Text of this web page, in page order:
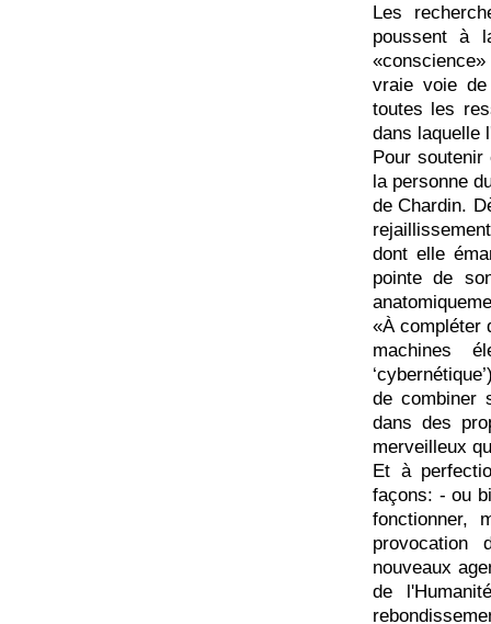
Les
poussent à
vraie voie
toutes les
dans laquelle
Pour
la personne
de Chardin.
dont elle
pointe de
«À compléter
machines
de combiner
dans des
merveilleux
Et à
façons: - ou
fonctionner,
provocation
nouveaux
de